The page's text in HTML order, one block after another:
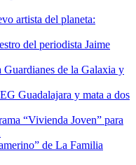
artista del planeta:
del periodista Jaime
Guardianes de la Galaxia y
Guadalajara y mata a dos
“Vivienda Joven” para
de La Familia